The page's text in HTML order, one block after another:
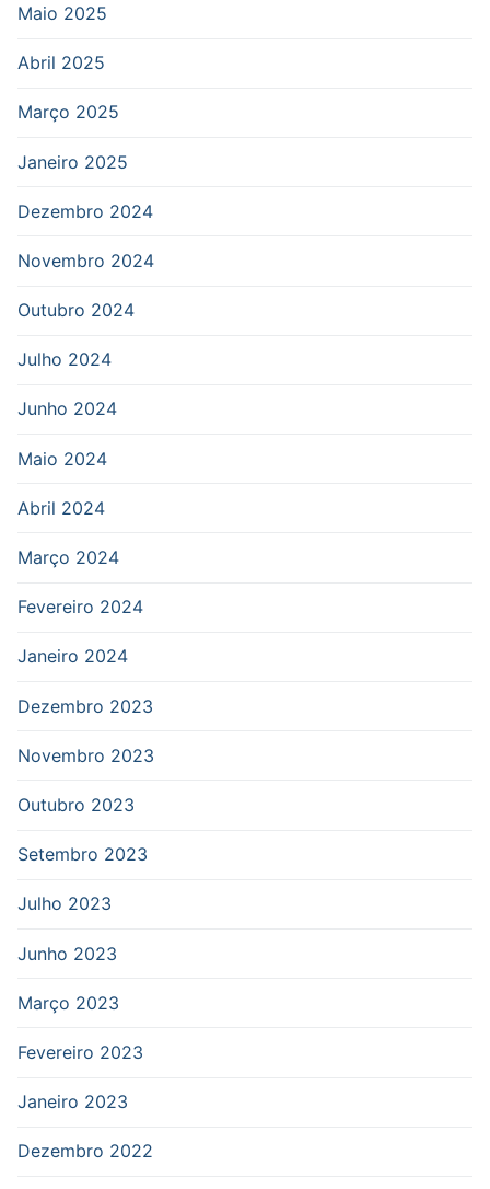
Maio 2025
Abril 2025
Março 2025
Janeiro 2025
Dezembro 2024
Novembro 2024
Outubro 2024
Julho 2024
Junho 2024
Maio 2024
Abril 2024
Março 2024
Fevereiro 2024
Janeiro 2024
Dezembro 2023
Novembro 2023
Outubro 2023
Setembro 2023
Julho 2023
Junho 2023
Março 2023
Fevereiro 2023
Janeiro 2023
Dezembro 2022